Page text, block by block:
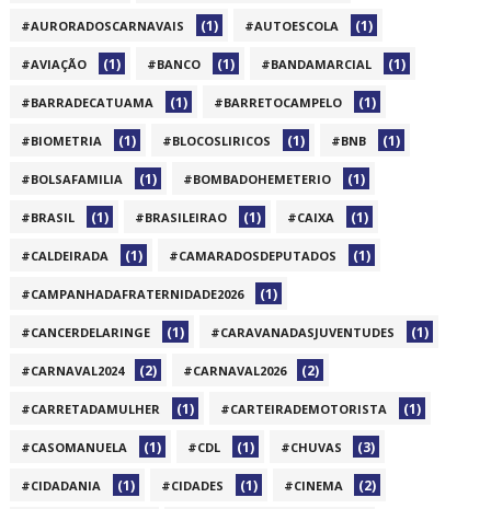
#AURORADOSCARNAVAIS (1) #AUTOESCOLA (1)
#AVIAÇÃO (1) #BANCO (1) #BANDAMARCIAL (1)
#BARRADECATUAMA (1) #BARRETOCAMPELO (1)
#BIOMETRIA (1) #BLOCOSLIRICOS (1) #BNB (1)
#BOLSAFAMILIA (1) #BOMBADOHEMETERIO (1)
#BRASIL (1) #BRASILEIRAO (1) #CAIXA (1)
#CALDEIRADA (1) #CAMARADOSDEPUTADOS (1)
#CAMPANHADAFRATERNIDADE2026 (1)
#CANCERDELARINGE (1) #CARAVANADASJUVENTUDES (1)
#CARNAVAL2024 (2) #CARNAVAL2026 (2)
#CARRETADAMULHER (1) #CARTEIRADEMOTORISTA (1)
#CASOMANUELA (1) #CDL (1) #CHUVAS (3)
#CIDADANIA (1) #CIDADES (1) #CINEMA (2)